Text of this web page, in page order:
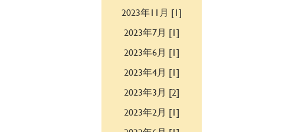
2023年11月 [1]
2023年7月 [1]
2023年6月 [1]
2023年4月 [1]
2023年3月 [2]
2023年2月 [1]